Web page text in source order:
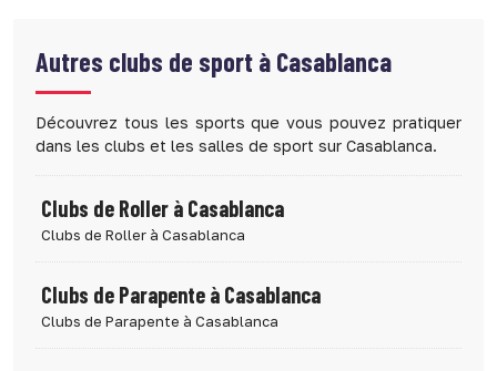
Autres clubs de sport à Casablanca
Découvrez tous les sports que vous pouvez pratiquer
dans les clubs et les salles de sport sur Casablanca.
Clubs de Roller à Casablanca
Clubs de Roller à Casablanca
Clubs de Parapente à Casablanca
Clubs de Parapente à Casablanca